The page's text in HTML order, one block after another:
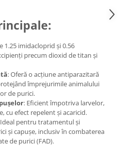
1.25 imidacloprid și 0.56
precum dioxid de titan și
: Oferă o acțiune antiparazitară
împrejurimile animalului
de purici.
: Eficient împotriva larvelor,
cu efect repelent și acaricid.
pentru tratamentul și
și capușe, inclusiv în combaterea
de purici (FAD).